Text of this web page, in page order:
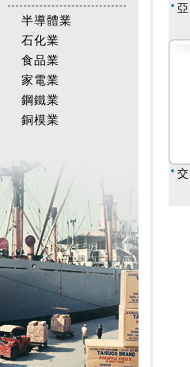
半導體業
石化業
食品業
家電業
鋼鐵業
銅模業
亞
交